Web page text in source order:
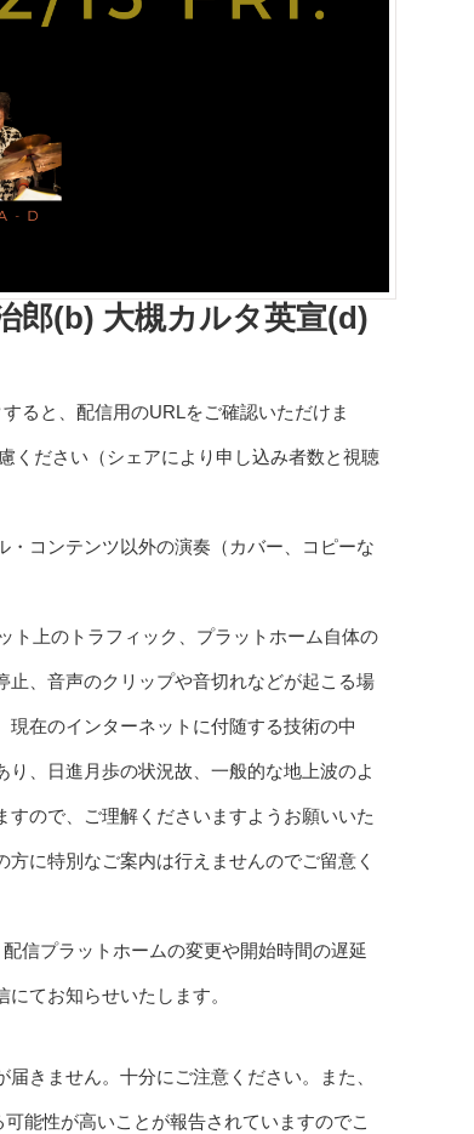
(b) 大槻カルタ英宣(d)
ると、配信用のURLをご確認いただけま
ください（シェアにより申し込み者数と視聴
・コンテンツ以外の演奏（カバー、コピーな
ト上のトラフィック、プラットホーム自体の
、音声のクリップや音切れなどが起こる場
在のインターネットに付随する技術の中
、日進月歩の状況故、一般的な地上波のよ
ので、ご理解くださいますようお願いいた
に特別なご案内は行えませんのでご留意く
信プラットホームの変更や開始時間の遅延
てお知らせいたします。
きません。十分にご注意ください。また、
能性が高いことが報告されていますのでこ